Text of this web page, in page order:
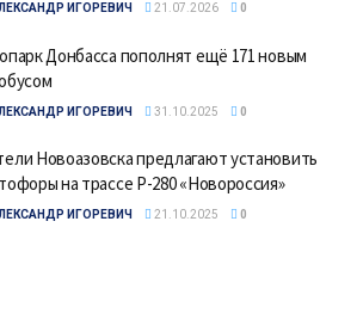
ИГОРЕВИЧ 21.07.2026 0
Донбасса пополнят ещё 171 новым
ИГОРЕВИЧ 31.10.2025 0
Новоазовска предлагают установить
на трассе Р-280 «Новороссия»
ИГОРЕВИЧ 21.10.2025 0